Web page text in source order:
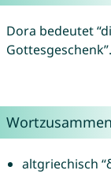
Dora bedeutet
Gottesgeschenk”.
altgriechisch